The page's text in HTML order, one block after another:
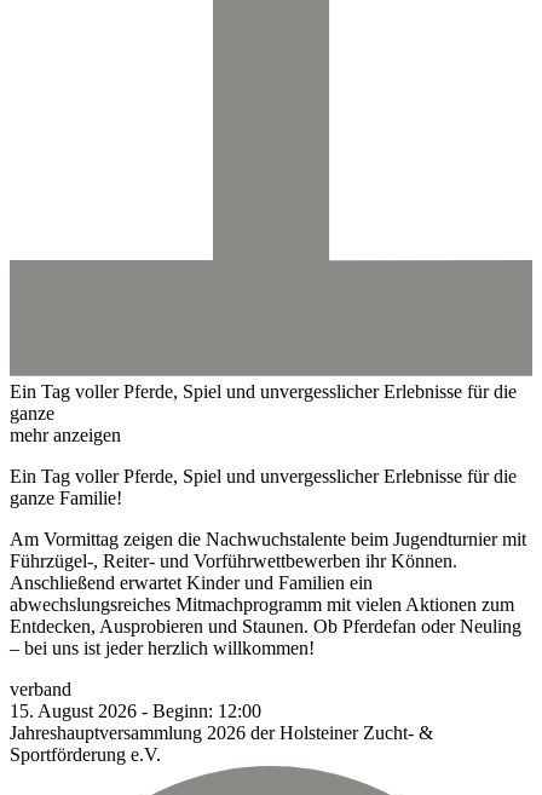
Ein Tag voller Pferde, Spiel und unvergesslicher Erlebnisse für die
ganze
mehr anzeigen
Ein Tag voller Pferde, Spiel und unvergesslicher Erlebnisse für die
ganze Familie!
Am Vormittag zeigen die Nachwuchstalente beim Jugendturnier mit
Führzügel-, Reiter- und Vorführwettbewerben ihr Können.
Anschließend erwartet Kinder und Familien ein
abwechslungsreiches Mitmachprogramm mit vielen Aktionen zum
Entdecken, Ausprobieren und Staunen. Ob Pferdefan oder Neuling
– bei uns ist jeder herzlich willkommen!
verband
15. August 2026 - Beginn: 12:00
Jahreshauptversammlung 2026 der Holsteiner Zucht- &
Sportförderung e.V.